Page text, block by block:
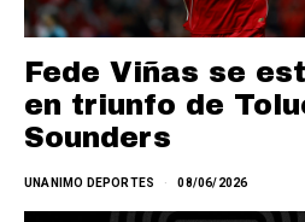
Fede Viñas se
en triunfo de
Sounders
UNANIMO DEPORTES 08/06/2026